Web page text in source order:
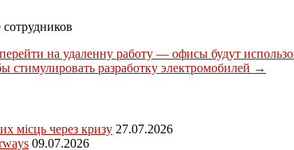
на удаленну работу — офисы будут
стимулировать разработку электромобилей →
місць через кризу 27.07.2026
09.07.2026